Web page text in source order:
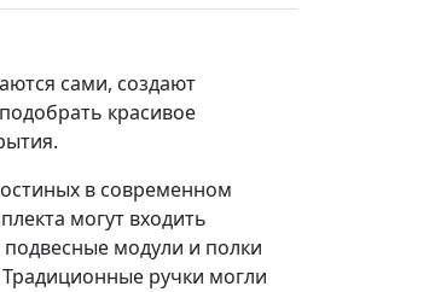
сами, создают
красивое
в современном
могут входить
модули и полки
ручки могли